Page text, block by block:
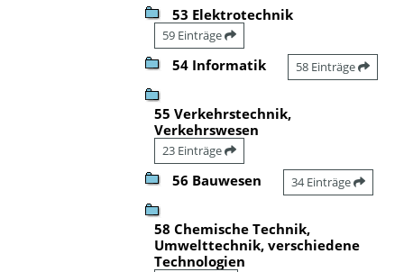
53 Elektrotechnik
59 Einträge
54 Informatik 58 Einträge
55 Verkehrstechnik,
Verkehrswesen
23 Einträge
56 Bauwesen 34 Einträge
58 Chemische Technik,
Umwelttechnik, verschiedene
Technologien